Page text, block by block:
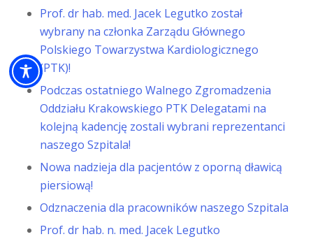
Prof. dr hab. med. Jacek Legutko został
wybrany na członka Zarządu Głównego
Polskiego Towarzystwa Kardiologicznego
(PTK)!
Podczas ostatniego Walnego Zgromadzenia
Oddziału Krakowskiego PTK Delegatami na
kolejną kadencję zostali wybrani reprezentanci
naszego Szpitala!
Nowa nadzieja dla pacjentów z oporną dławicą
piersiową!
Odznaczenia dla pracowników naszego Szpitala
Prof. dr hab. n. med. Jacek Legutko